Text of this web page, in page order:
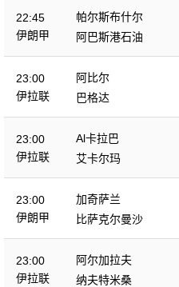
22:45
伊朗甲
帕尔斯布什尔
阿巴斯港石油
23:00
伊拉联
阿比尔
巴格达
23:00
伊拉联
Al卡拉巴
艾卡尔玛
23:00
伊朗甲
加奇萨兰
比萨克尔曼沙
23:00
伊拉联
阿尔加拉夫
纳夫特米桑